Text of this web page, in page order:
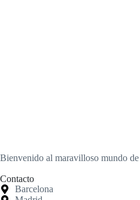
Bienvenido al maravilloso mundo
Contacto
Barcelona